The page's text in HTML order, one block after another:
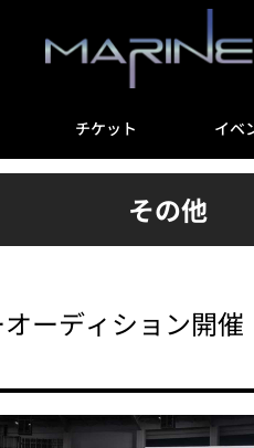
チケット イベ
その他
ーディション開催